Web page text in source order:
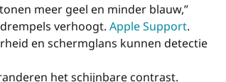
meer geel en minder blauw,”
verhoogt. Apple Support.
en schermglans kunnen detectie
het schijnbare contrast.